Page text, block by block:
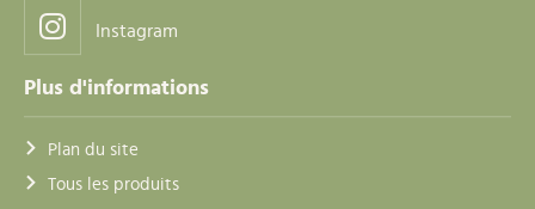
Instagram
Plus d'informations
Plan du site
Tous les produits